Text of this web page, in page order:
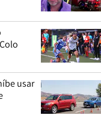
usar